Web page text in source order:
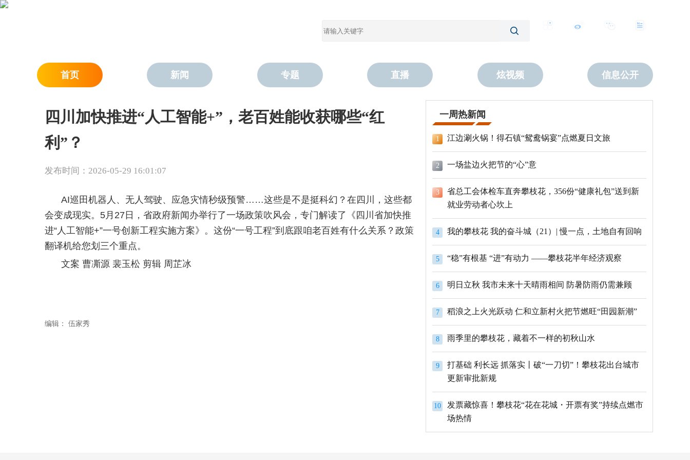
首页 新闻 专题 直播 炫视频 信息公开
四川加快推进“人工智能+”，老百姓能收获哪些“红
利”？
发布时间：2026-05-29 16:01:07
AI巡田机器人、无人驾驶、应急灾情秒级预警……这些是不是挺科幻？在四川，这些都
会变成现实。5月27日，省政府新闻办举行了一场政策吹风会，专门解读了《四川省加快推
进“人工智能+”一号创新工程实施方案》。这份“一号工程”到底跟咱老百姓有什么关系？政策
翻译机给您划三个重点。
文案 曹凘源 裴玉松 剪辑 周芷冰
编辑： 伍家秀
一周热新闻
1 江边涮火锅！得石镇“鸳鸯锅宴”点燃夏日文旅
2 一场盐边火把节的“心”意
3
省总工会体检车直奔攀枝花，356份“健康礼包”送到新
就业劳动者心坎上
4 我的攀枝花 我的奋斗城（21）| 慢一点，土地自有回响
5 “稳”有根基 “进”有动力 ——攀枝花半年经济观察
6 明日立秋 我市未来十天晴雨相间 防暑防雨仍需兼顾
7 稻浪之上火光跃动 仁和立新村火把节燃旺“田园新潮”
8 雨季里的攀枝花，藏着不一样的初秋山水
9
打基础 利长远 抓落实丨破“一刀切”！攀枝花出台城市
更新审批新规
10
发票藏惊喜！攀枝花“花在花城・开票有奖”持续点燃市
场热情